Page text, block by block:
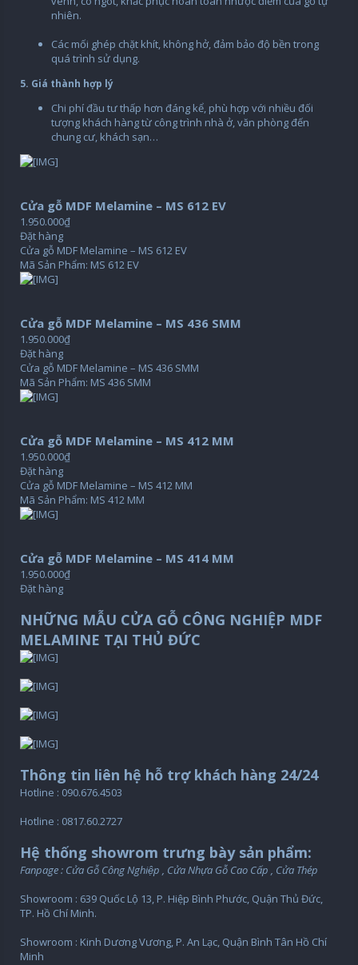
nhiên.
Các mối ghép chặt khít, không hở, đảm bảo độ bền trong
quá trình sử dụng.
5. Giá thành hợp lý
Chi phí đầu tư thấp hơn đáng kể, phù hợp với nhiều đối
tượng khách hàng từ công trình nhà ở, văn phòng đến
chung cư, khách sạn…
Cửa gỗ MDF Melamine – MS 612 EV
1.950.000₫
Đặt hàng
Cửa gỗ MDF Melamine – MS 612 EV
Mã Sản Phẩm: MS 612 EV
Cửa gỗ MDF Melamine – MS 436 SMM
1.950.000₫
Đặt hàng
Cửa gỗ MDF Melamine – MS 436 SMM
Mã Sản Phẩm: MS 436 SMM
Cửa gỗ MDF Melamine – MS 412 MM
1.950.000₫
Đặt hàng
Cửa gỗ MDF Melamine – MS 412 MM
Mã Sản Phẩm: MS 412 MM
Cửa gỗ MDF Melamine – MS 414 MM
1.950.000₫
Đặt hàng
NHỮNG MẪU CỬA GỖ CÔNG NGHIỆP MDF
MELAMINE TẠI THỦ ĐỨC
Thông tin liên hệ hỗ trợ khách hàng 24/24
Hotline : 090.676.4503
Hotline : 0817.60.2727
Hệ thống showrom trưng bày sản phẩm:
Fanpage : Cửa Gỗ Công Nghiệp , Cửa Nhựa Gỗ Cao Cấp , Cửa Thép
Showroom : 639 Quốc Lộ 13, P. Hiệp Bình Phước, Quận Thủ Đức,
TP. Hồ Chí Minh.
Showroom : Kinh Dương Vương, P. An Lạc, Quận Bình Tân Hồ Chí
Minh